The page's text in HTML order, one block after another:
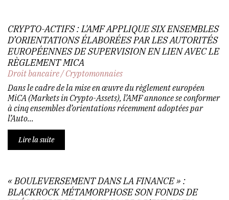
CRYPTO-ACTIFS : L'AMF APPLIQUE SIX ENSEMBLES
D’ORIENTATIONS ÉLABORÉES PAR LES AUTORITÉS
EUROPÉENNES DE SUPERVISION EN LIEN AVEC LE
RÈGLEMENT MICA
Droit bancaire/Cryptomonnaies
Dans le cadre de la mise en œuvre du règlement européen
MiCA (Markets in Crypto-Assets), l’AMF annonce se conformer
à cinq ensembles d’orientations récemment adoptées par
l’Auto...
Lire la suite
« BOULEVERSEMENT DANS LA FINANCE » :
BLACKROCK MÉTAMORPHOSE SON FONDS DE